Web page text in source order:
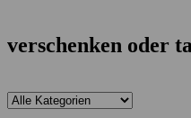
verschenken oder